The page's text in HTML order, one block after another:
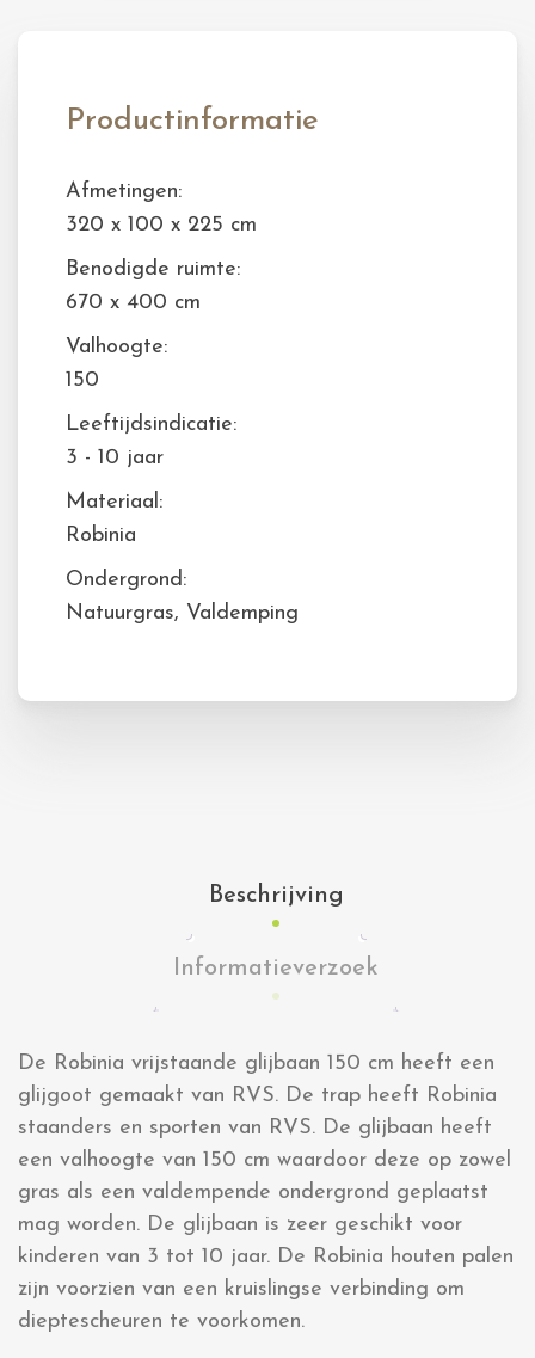
Productinformatie
Afmetingen:
320 x 100 x 225 cm
Benodigde ruimte:
670 x 400 cm
Valhoogte:
150
Leeftijdsindicatie:
3 - 10 jaar
Materiaal:
Robinia
Ondergrond:
Natuurgras, Valdemping
Beschrijving
Informatieverzoek
De Robinia vrijstaande glijbaan 150 cm heeft een
glijgoot gemaakt van RVS. De trap heeft Robinia
staanders en sporten van RVS. De glijbaan heeft
een valhoogte van 150 cm waardoor deze op zowel
gras als een valdempende ondergrond geplaatst
mag worden. De glijbaan is zeer geschikt voor
kinderen van 3 tot 10 jaar. De Robinia houten palen
zijn voorzien van een kruislingse verbinding om
dieptescheuren te voorkomen.